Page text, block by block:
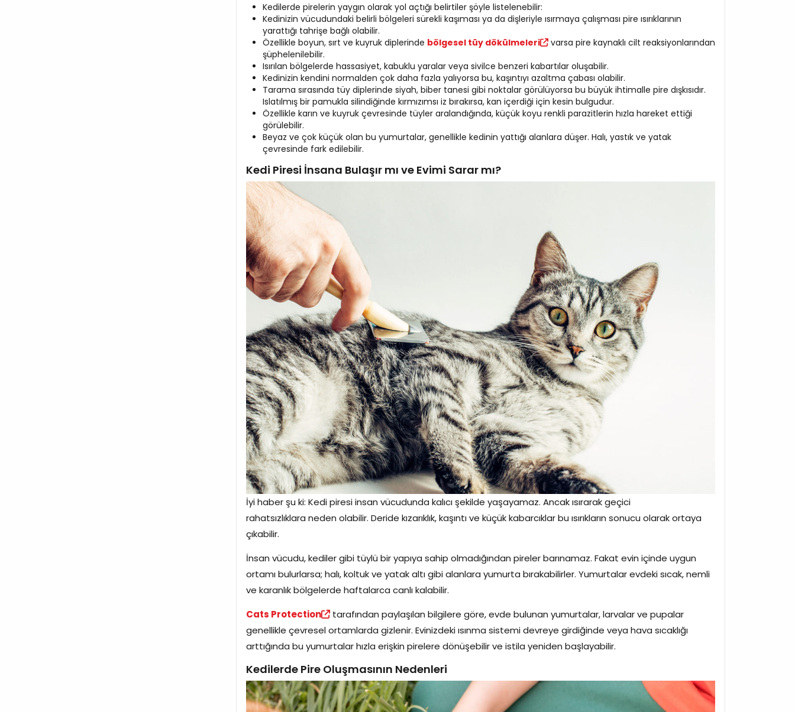
Kedilerde pirelerin yaygın olarak yol açtığı belirtiler şöyle listelenebilir:
Kedinizin vücudundaki belirli bölgeleri sürekli kaşıması ya da dişleriyle ısırmaya çalışması pire ısırıklarının
yarattığı tahrişe bağlı olabilir.
Özellikle boyun, sırt ve kuyruk diplerinde bölgesel tüy dökülmeleri
varsa pire kaynaklı cilt reaksiyonlarından
şüphelenilebilir.
Isırılan bölgelerde hassasiyet, kabuklu yaralar veya sivilce benzeri kabartılar oluşabilir.
Kedinizin kendini normalden çok daha fazla yalıyorsa bu, kaşıntıyı azaltma çabası olabilir.
Tarama sırasında tüy diplerinde siyah, biber tanesi gibi noktalar görülüyorsa bu büyük ihtimalle pire dışkısıdır.
Islatılmış bir pamukla silindiğinde kırmızımsı iz bırakırsa, kan içerdiği için kesin bulgudur.
Özellikle karın ve kuyruk çevresinde tüyler aralandığında, küçük koyu renkli parazitlerin hızla hareket ettiği
görülebilir.
Beyaz ve çok küçük olan bu yumurtalar, genellikle kedinin yattığı alanlara düşer. Halı, yastık ve yatak
çevresinde fark edilebilir.
Kedi Piresi İnsana Bulaşır mı ve Evimi Sarar mı?
İyi haber şu ki: Kedi piresi insan vücudunda kalıcı şekilde yaşayamaz. Ancak ısırarak geçici
rahatsızlıklara neden olabilir. Deride kızarıklık, kaşıntı ve küçük kabarcıklar bu ısırıkların sonucu olarak ortaya
çıkabilir.
İnsan vücudu, kediler gibi tüylü bir yapıya sahip olmadığından pireler barınamaz. Fakat evin içinde uygun
ortamı bulurlarsa; halı, koltuk ve yatak altı gibi alanlara yumurta bırakabilirler. Yumurtalar evdeki sıcak, nemli
ve karanlık bölgelerde haftalarca canlı kalabilir.
Cats Protection
tarafından paylaşılan bilgilere göre, evde bulunan yumurtalar, larvalar ve pupalar
genellikle çevresel ortamlarda gizlenir. Evinizdeki ısınma sistemi devreye girdiğinde veya hava sıcaklığı
arttığında bu yumurtalar hızla erişkin pirelere dönüşebilir ve istila yeniden başlayabilir.
Kedilerde Pire Oluşmasının Nedenleri